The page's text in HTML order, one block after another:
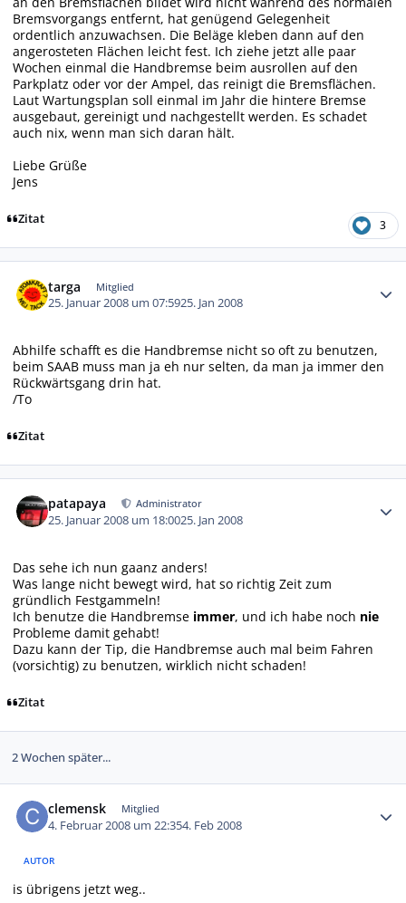
Bremsvorgangs entfernt, hat genügend Gelegenheit
ordentlich anzuwachsen. Die Beläge kleben dann auf den
angerosteten Flächen leicht fest. Ich ziehe jetzt alle paar
Wochen einmal die Handbremse beim ausrollen auf den
Parkplatz oder vor der Ampel, das reinigt die Bremsflächen.
Laut Wartungsplan soll einmal im Jahr die hintere Bremse
ausgebaut, gereinigt und nachgestellt werden. Es schadet
auch nix, wenn man sich daran hält.
Liebe Grüße
Jens
Zitat 3
targa Mitglied
25. Januar 2008 um 07:5925. Jan 2008
Abhilfe schafft es die Handbremse nicht so oft zu benutzen,
beim SAAB muss man ja eh nur selten, da man ja immer den
Rückwärtsgang drin hat.
/To
Zitat
patapaya Administrator
25. Januar 2008 um 18:0025. Jan 2008
Das sehe ich nun gaanz anders!
Was lange nicht bewegt wird, hat so richtig Zeit zum
gründlich Festgammeln!
Ich benutze die Handbremse immer, und ich habe noch nie
Probleme damit gehabt!
Dazu kann der Tip, die Handbremse auch mal beim Fahren
(vorsichtig) zu benutzen, wirklich nicht schaden!
Zitat
2 Wochen später...
clemensk Mitglied
4. Februar 2008 um 22:354. Feb 2008
AUTOR
is übrigens jetzt weg..